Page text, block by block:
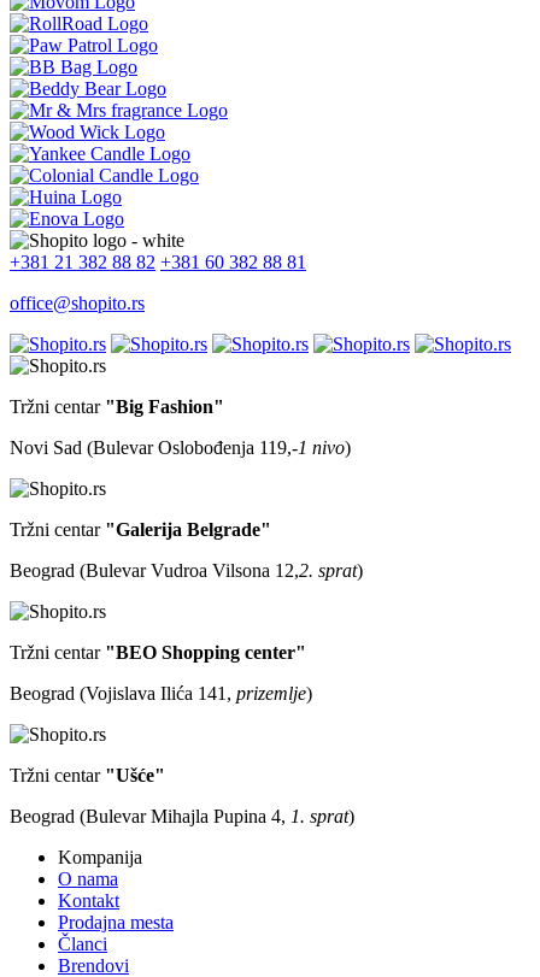
+381 21 382 88 82 +381 60 382 88 81
office@shopito.rs
Tržni centar "Big Fashion"
Novi Sad (Bulevar Oslobođenja 119,-1 nivo)
Tržni centar "Galerija Belgrade"
Beograd (Bulevar Vudroa Vilsona 12,2. sprat)
Tržni centar "BEO Shopping center"
Beograd (Vojislava Ilića 141, prizemlje)
Tržni centar "Ušće"
Beograd (Bulevar Mihajla Pupina 4, 1. sprat)
Kompanija
O nama
Kontakt
Prodajna mesta
Članci
Brendovi